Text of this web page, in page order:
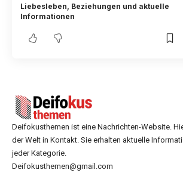
Liebesleben, Beziehungen und aktuelle
Informationen
Deifokusthemen ist eine Nachrichten-Website.
der Welt in Kontakt. Sie erhalten aktuelle
jeder Kategorie.
Deifokusthemen@gmail.com